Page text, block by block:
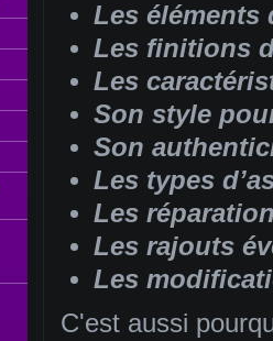
Les éléments
Les finitions
Les
Son style
Son
Les types
Les
Les rajouts
Les
C'est aussi